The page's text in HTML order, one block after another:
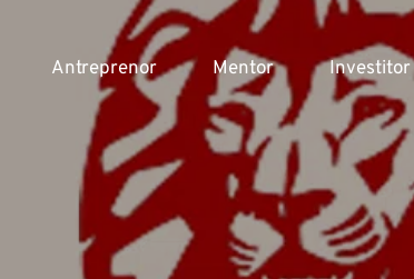
Antreprenor Mentor Investitor